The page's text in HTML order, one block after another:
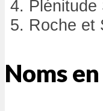
Plénitude
Roche et
Noms